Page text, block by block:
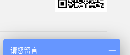
请您留言